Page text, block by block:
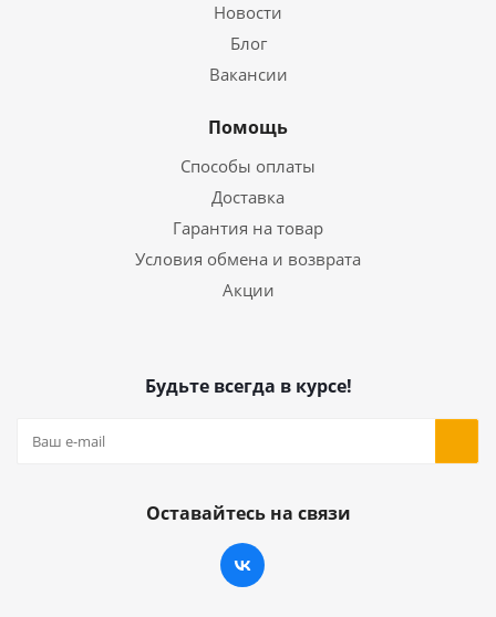
Новости
Блог
Вакансии
Помощь
Способы оплаты
Доставка
Гарантия на товар
Условия обмена и возврата
Акции
Будьте всегда в курсе!
Оставайтесь на связи